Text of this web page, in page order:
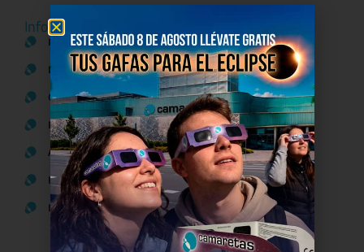
Información del centro
Información general
Directorio de tiendas y Planos
Contacto
Política de Privacidad
Aviso Legal
Política de Cookies
Bases legales Concursos y Promociones